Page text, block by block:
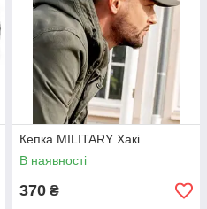
Кепка MILITARY Хакі
В наявності
370 ₴